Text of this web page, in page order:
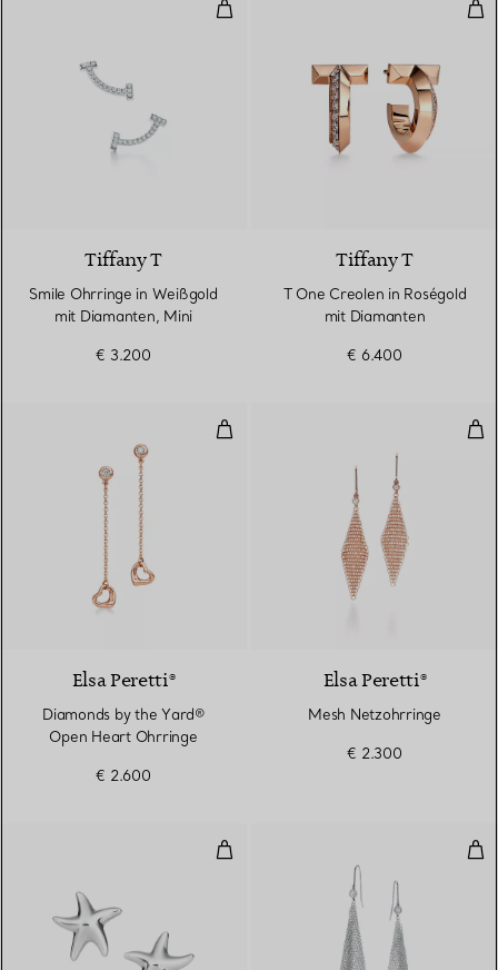
Smile Ohrringe in Weißgold mit
Tiffany T
Smile Ohrringe in Weißgold
mit Diamanten, Mini
€ 3.200
T
Tiffany T
T One Creolen in Roségold
mit Diamanten
€ 6.400
Diamonds by the Yard® Open
Elsa Peretti®
Diamonds by the Yard®
Open Heart Ohrringe
€ 2.600
Elsa Peretti®
Mesh Netzohrringe
€ 2.300
Seestern-Ohrringe